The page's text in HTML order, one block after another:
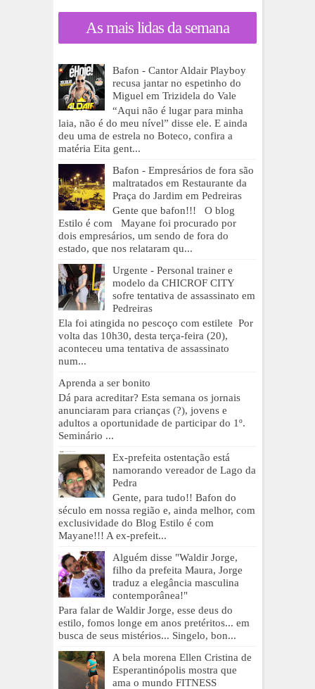
As mais lidas da semana
Bafon - Cantor Aldair Playboy
recusa jantar no espetinho do
Miguel em Trizidela do Vale
“Aqui não é lugar para minha
laia, não é do meu nível” disse ele. E ainda
deu uma de estrela no Boteco, confira a
matéria Eita gent...
Bafon - Empresários de fora são
maltratados em Restaurante da
Praça do Jardim em Pedreiras
Gente que bafon!!! O blog
Estilo é com Mayane foi procurado por
dois empresários, um sendo de fora do
estado, que nos relataram qu...
Urgente - Personal trainer e
modelo da CHICROF CITY
sofre tentativa de assassinato em
Pedreiras
Ela foi atingida no pescoço com estilete Por
volta das 10h30, desta terça-feira (20),
aconteceu uma tentativa de assassinato
num...
Aprenda a ser bonito
Dá para acreditar? Esta semana os jornais
anunciaram para crianças (?), jovens e
adultos a oportunidade de participar do 1º.
Seminário ...
Ex-prefeita ostentação está
namorando vereador de Lago da
Pedra
Gente, para tudo!! Bafon do
século em nossa região e, ainda melhor, com
exclusividade do Blog Estilo é com
Mayane!!! A ex-prefeit...
Alguém disse "Waldir Jorge,
filho da prefeita Maura, Jorge
traduz a elegância masculina
contemporânea!"
Para falar de Waldir Jorge, esse deus do
estilo, fomos longe em anos pretéritos... em
busca de seus mistérios... Singelo, bon...
A bela morena Ellen Cristina de
Esperantinópolis mostra que
ama o mundo FITNESS